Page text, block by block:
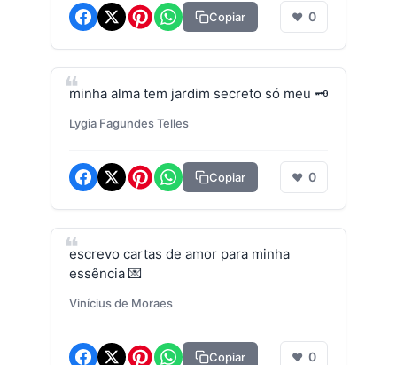
Copiar ❤ 0
minha alma tem jardim secreto só meu 🗝️
Lygia Fagundes Telles
Copiar ❤ 0
escrevo cartas de amor para minha
essência 💌
Vinícius de Moraes
Copiar ❤ 0